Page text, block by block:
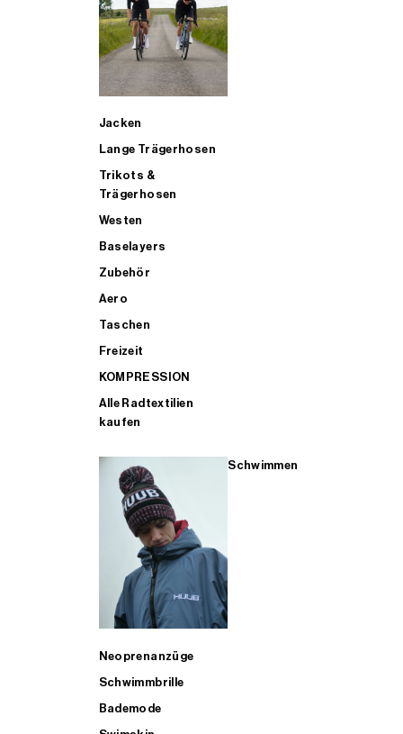
Jacken
Lange Trägerhosen
Trikots &
Trägerhosen
Westen
Baselayers
Zubehör
Aero
Taschen
Freizeit
KOMPRESSION
Alle Radtextilien
kaufen
Schwimmen
Neoprenanzüge
Schwimmbrille
Bademode
ALLE TRIATHLONARTIKEL FÜR MÄNNER KAUFEN